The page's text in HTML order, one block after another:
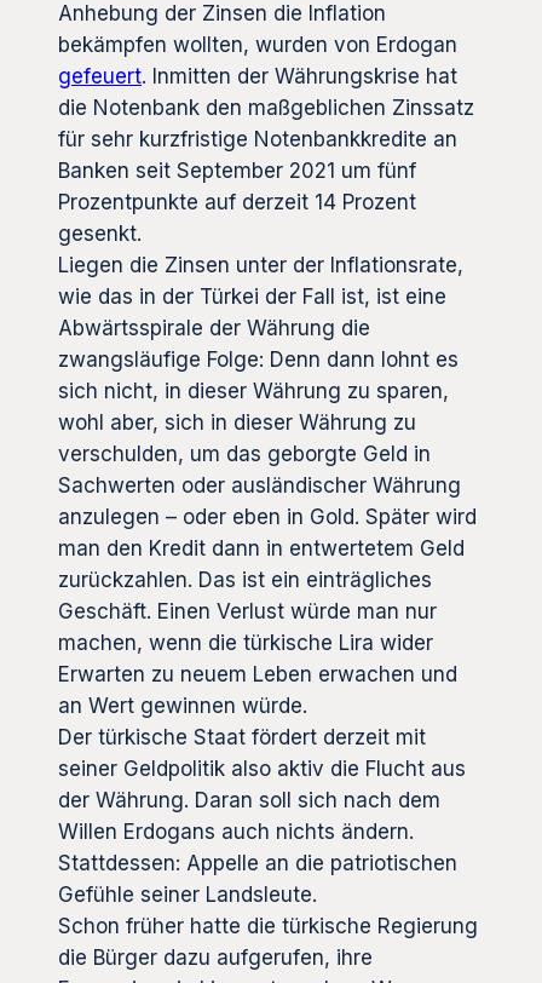
Anhebung der Zinsen die Inflation
bekämpfen wollten, wurden von Erdogan
gefeuert. Inmitten der Währungskrise hat
die Notenbank den maßgeblichen Zinssatz
für sehr kurzfristige Notenbankkredite an
Banken seit September 2021 um fünf
Prozentpunkte auf derzeit 14 Prozent
gesenkt.
Liegen die Zinsen unter der Inflationsrate,
wie das in der Türkei der Fall ist, ist eine
Abwärtsspirale der Währung die
zwangsläufige Folge: Denn dann lohnt es
sich nicht, in dieser Währung zu sparen,
wohl aber, sich in dieser Währung zu
verschulden, um das geborgte Geld in
Sachwerten oder ausländischer Währung
anzulegen – oder eben in Gold. Später wird
man den Kredit dann in entwertetem Geld
zurückzahlen. Das ist ein einträgliches
Geschäft. Einen Verlust würde man nur
machen, wenn die türkische Lira wider
Erwarten zu neuem Leben erwachen und
an Wert gewinnen würde.
Der türkische Staat fördert derzeit mit
seiner Geldpolitik also aktiv die Flucht aus
der Währung. Daran soll sich nach dem
Willen Erdogans auch nichts ändern.
Stattdessen: Appelle an die patriotischen
Gefühle seiner Landsleute.
Schon früher hatte die türkische Regierung
die Bürger dazu aufgerufen, ihre